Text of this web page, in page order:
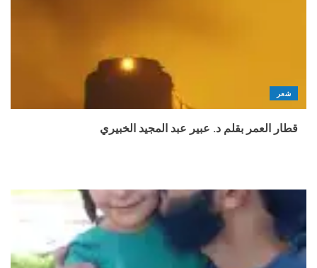
شعر
قطار العمر بقلم د. عبير عبد المجيد الخبيري